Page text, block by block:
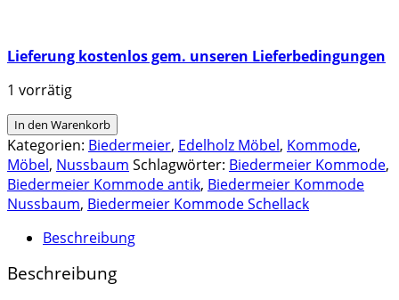
Lieferung kostenlos gem. unseren Lieferbedingungen
1 vorrätig
Kommode,
Biedermeier
um
1810,
Nussbaum,
handpoliert
1759
In den Warenkorb
Kategorien: Biedermeier, Edelholz Möbel, Kommode,
Möbel, Nussbaum Schlagwörter: Biedermeier Kommode,
Biedermeier Kommode antik, Biedermeier Kommode
Nussbaum, Biedermeier Kommode Schellack
Beschreibung
Beschreibung